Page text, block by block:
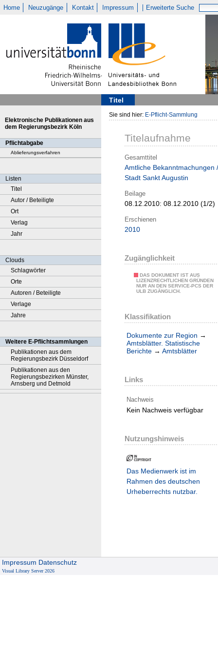
Home Neuzugänge Kontakt Impressum Erweiterte Suche
Titel
Elektronische Publikationen aus
dem Regierungsbezirk Köln
Pflichtabgabe
Ablieferungsverfahren
Listen
Titel
Autor / Beteiligte
Ort
Verlag
Jahr
Clouds
Schlagwörter
Orte
Autoren / Beteiligte
Verlage
Jahre
Weitere E-Pflichtsammlungen
Publikationen aus dem
Regierungsbezirk Düsseldorf
Publikationen aus den
Regierungsbezirken Münster,
Arnsberg und Detmold
Sie sind hier: E-Pflicht-Sammlung
Titelaufnahme
Gesamttitel
Amtliche Bekanntmachungen /
Stadt Sankt Augustin
Beilage
08.12.2010: 08.12.2010 (1/2)
Erschienen
2010
Zugänglichkeit
DAS DOKUMENT IST AUS
LIZENZRECHTLICHEN GRÜNDEN
NUR AN DEN SERVICE-PCS DER
ULB ZUGÄNGLICH.
Klassifikation
Dokumente zur Region →
Amtsblätter. Statistische
Berichte → Amtsblätter
Links
Nachweis
Kein Nachweis verfügbar
Nutzungshinweis
Das Medienwerk ist im
Rahmen des deutschen
Urheberrechts nutzbar.
Impressum Datenschutz
Visual Library Server 2026